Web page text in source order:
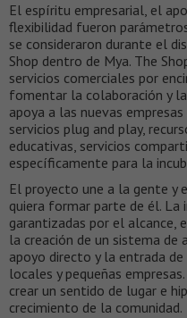
El espíritu empresarial, el
flexibilidad fueron
se consideraron durante el
Shop dentro de Mya. The
servicios comerciales por
fomentar la colaboración y
apoya a las nuevas
servicios plug and play,
educativas, servicios
específicamente para la
El proyecto une a la gente y
quiera formar parte de él. La
garantizadas por el alcance,
la creación de un sistema de
apoyo directo y la entrada
locales y pequeñas
crear un sentido de lugar e
crecimiento de la comunidad.